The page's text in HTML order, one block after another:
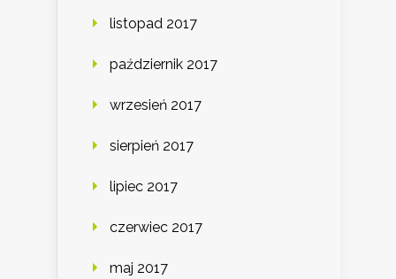
listopad 2017
październik 2017
wrzesień 2017
sierpień 2017
lipiec 2017
czerwiec 2017
maj 2017